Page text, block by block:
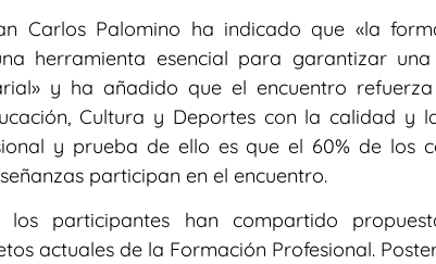
Carlos Palomino ha indicado que «la
herramienta esencial para garantizar
y ha añadido que el encuentro
Cultura y Deportes con la calidad y
y prueba de ello es que el 60% de los
participan en el encuentro.
participantes han compartido
actuales de la Formación Profesional.